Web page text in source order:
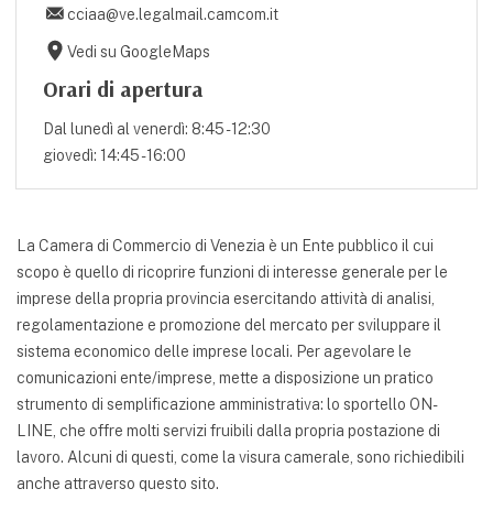
cciaa@ve.legalmail.camcom.it
Vedi su GoogleMaps
Orari di apertura
Dal lunedì al venerdì: 8:45 - 12:30
giovedì: 14:45 - 16:00
La Camera di Commercio di Venezia è un Ente pubblico il cui
scopo è quello di ricoprire funzioni di interesse generale per le
imprese della propria provincia esercitando attività di analisi,
regolamentazione e promozione del mercato per sviluppare il
sistema economico delle imprese locali. Per agevolare le
comunicazioni ente/imprese, mette a disposizione un pratico
strumento di semplificazione amministrativa: lo sportello ON-
LINE, che offre molti servizi fruibili dalla propria postazione di
lavoro. Alcuni di questi, come la visura camerale, sono richiedibili
anche attraverso questo sito.